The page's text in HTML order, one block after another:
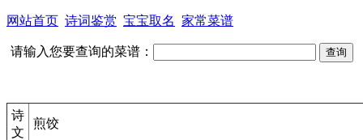
网站首页 诗词鉴赏 宝宝取名 家常菜谱
请输入您要查询的菜谱：
诗
文
煎饺